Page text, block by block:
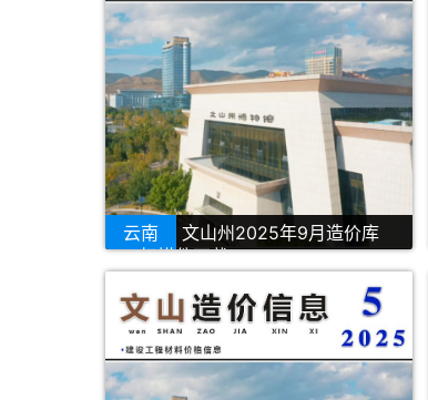
云南
文山州2025年9月造价库
PDF扫描件下载